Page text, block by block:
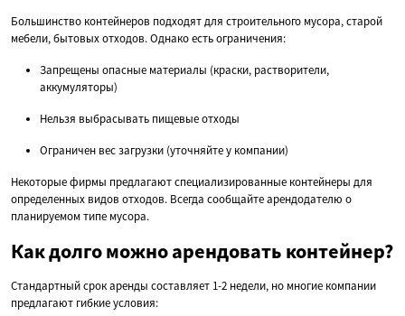
Большинство контейнеров подходят для строительного мусора, старой
мебели, бытовых отходов. Однако есть ограничения:
Запрещены опасные материалы (краски, растворители,
аккумуляторы)
Нельзя выбрасывать пищевые отходы
Ограничен вес загрузки (уточняйте у компании)
Некоторые фирмы предлагают специализированные контейнеры для
определенных видов отходов. Всегда сообщайте арендодателю о
планируемом типе мусора.
Как долго можно арендовать контейнер?
Стандартный срок аренды составляет 1-2 недели, но многие компании
предлагают гибкие условия: